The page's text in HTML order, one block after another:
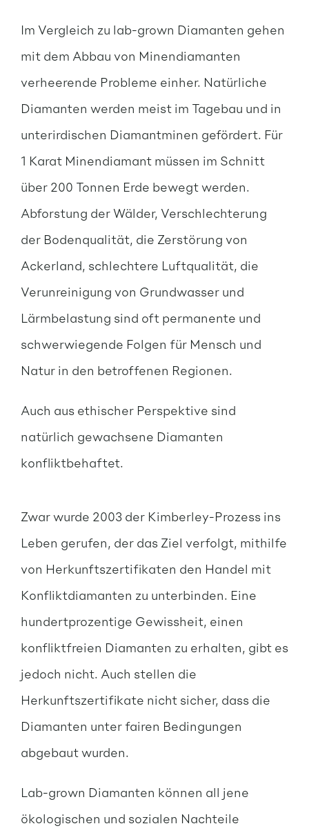
Im Vergleich zu lab-grown Diamanten gehen
mit dem Abbau von Minendiamanten
verheerende Probleme einher. Natürliche
Diamanten werden meist im Tagebau und in
unterirdischen Diamantminen gefördert. Für
1 Karat Minendiamant müssen im Schnitt
über 200 Tonnen Erde bewegt werden.
Abforstung der Wälder, Verschlechterung
der Bodenqualität, die Zerstörung von
Ackerland, schlechtere Luftqualität, die
Verunreinigung von Grundwasser und
Lärmbelastung sind oft permanente und
schwerwiegende Folgen für Mensch und
Natur in den betroffenen Regionen.
Auch aus ethischer Perspektive sind
natürlich gewachsene Diamanten
konfliktbehaftet.
Zwar wurde 2003 der Kimberley-Prozess ins
Leben gerufen, der das Ziel verfolgt, mithilfe
von Herkunftszertifikaten den Handel mit
Konfliktdiamanten zu unterbinden. Eine
hundertprozentige Gewissheit, einen
konfliktfreien Diamanten zu erhalten, gibt es
jedoch nicht. Auch stellen die
Herkunftszertifikate nicht sicher, dass die
Diamanten unter fairen Bedingungen
abgebaut wurden.
Lab-grown Diamanten können all jene
ökologischen und sozialen Nachteile